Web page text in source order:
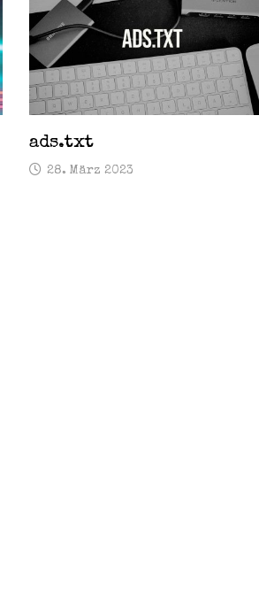
ads.txt
28. März 2023